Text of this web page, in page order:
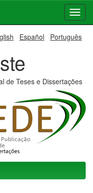
Español Português
de Teses e Dissertações